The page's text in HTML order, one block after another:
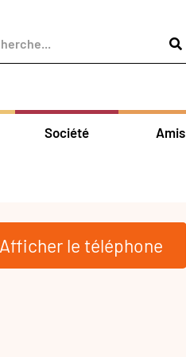
Société Amis
Afficher le téléphone